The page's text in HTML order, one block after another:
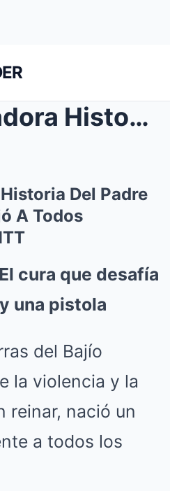
La Devastadora Historia Del Padre Pistolas Nos Dej...
Del Padre
A Todos
cura que desafía
una pistola
del Bajío
la violencia y la
reinar, nació un
a todos los